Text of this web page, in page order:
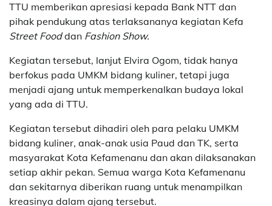
TTU memberikan apresiasi kepada Bank NTT dan
pihak pendukung atas terlaksananya kegiatan Kefa
Street Fooddan Fashion Show.
Kegiatan tersebut, lanjut Elvira Ogom, tidak hanya
berfokus pada UMKM bidang kuliner, tetapi juga
menjadi ajang untuk memperkenalkan budaya lokal
yang ada di TTU.
Kegiatan tersebut dihadiri oleh para pelaku UMKM
bidang kuliner, anak-anak usia Paud dan TK, serta
masyarakat Kota Kefamenanu dan akan dilaksanakan
setiap akhir pekan. Semua warga Kota Kefamenanu
dan sekitarnya diberikan ruang untuk menampilkan
kreasinya dalam ajang tersebut.